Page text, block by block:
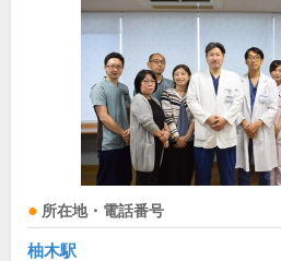
所在地・電話番号
柚木駅